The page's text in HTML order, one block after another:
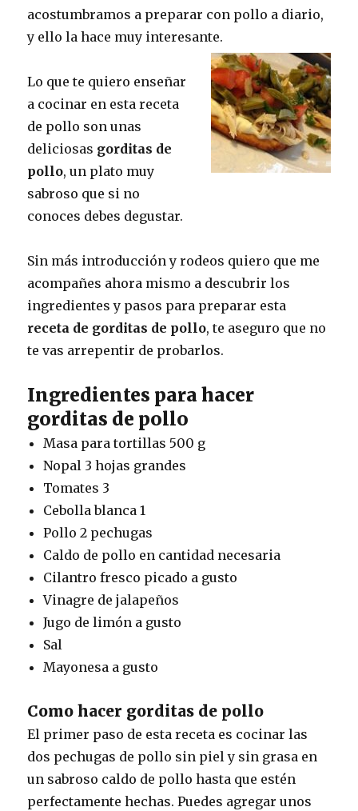
acostumbramos a preparar con pollo a diario,
y ello la hace muy interesante.
Lo que te quiero enseñar
a cocinar en esta receta
de pollo son unas
deliciosas gorditas de
pollo, un plato muy
sabroso que si no
conoces debes degustar.
Sin más introducción y rodeos quiero que me
acompañes ahora mismo a descubrir los
ingredientes y pasos para preparar esta
receta de gorditas de pollo, te aseguro que no
te vas arrepentir de probarlos.
Ingredientes para hacer
gorditas de pollo
Masa para tortillas 500 g
Nopal 3 hojas grandes
Tomates 3
Cebolla blanca 1
Pollo 2 pechugas
Caldo de pollo en cantidad necesaria
Cilantro fresco picado a gusto
Vinagre de jalapeños
Jugo de limón a gusto
Sal
Mayonesa a gusto
Como hacer gorditas de pollo
El primer paso de esta receta es cocinar las
dos pechugas de pollo sin piel y sin grasa en
un sabroso caldo de pollo hasta que estén
perfectamente hechas. Puedes agregar unos